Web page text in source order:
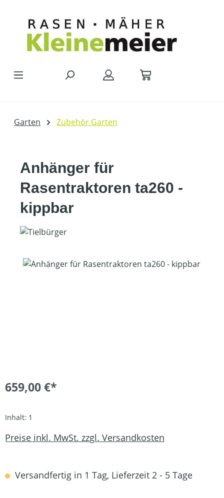
Garten Zubehör Garten
Anhänger für
Rasentraktoren ta260 -
kippbar
Bildergalerie überspringen
659,00 €*
Inhalt: 1
Preise inkl. MwSt. zzgl. Versandkosten
Versandfertig in 1 Tag, Lieferzeit 2 - 5 Tage